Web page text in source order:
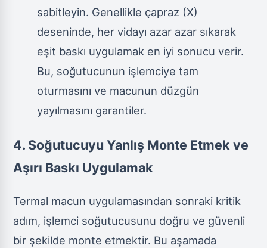
sabitleyin. Genellikle çapraz (X)
deseninde, her vidayı azar azar sıkarak
eşit baskı uygulamak en iyi sonucu verir.
Bu, soğutucunun işlemciye tam
oturmasını ve macunun düzgün
yayılmasını garantiler.
4. Soğutucuyu Yanlış Monte Etmek ve
Aşırı Baskı Uygulamak
Termal macun uygulamasından sonraki kritik
adım, işlemci soğutucusunu doğru ve güvenli
bir şekilde monte etmektir. Bu aşamada